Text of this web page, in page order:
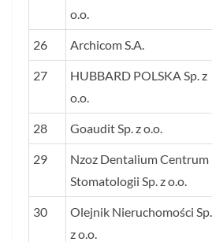
o.o.
26 Archicom S.A.
27
HUBBARD POLSKA Sp. z
o.o.
28 Goaudit Sp. z o.o.
29
Nzoz Dentalium Centrum
Stomatologii Sp. z o.o.
30
Olejnik Nieruchomości Sp.
z o.o.